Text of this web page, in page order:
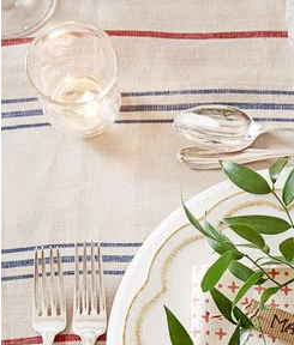
PŮJČOVNA ŠEDÝCH FLOWERS
550 Kč